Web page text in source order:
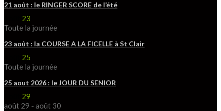
21 août : le RINGER SCORE de l’été
23
Toute la journée
23 août : la COURSE A LA FICELLE à St Clair
25
Toute la journée
25 aout 2026 : le JOUR DU SENIOR
29
août 29 - août 30